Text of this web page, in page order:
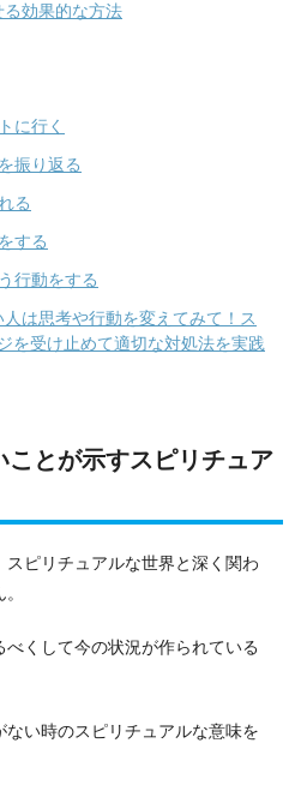
る効果的な方法
に行く
振り返る
る
する
行動をする
は思考や行動を変えてみて！ス
を受け止めて適切な対処法を実践
ことが示すスピリチュア
ピリチュアルな世界と深く関わ
べくして今の状況が作られている
ない時のスピリチュアルな意味を